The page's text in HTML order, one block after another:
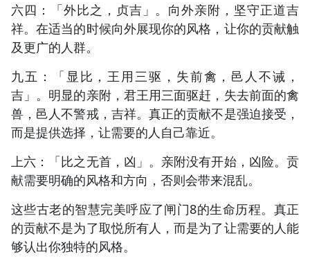
六四：「外比之，贞吉」。向外亲附，坚守正道吉
祥。在适当的时候向外展现你的风格，让你的贡献触
及更广的人群。
九五：「显比，王用三驱，失前禽，邑人不诫，
吉」。明显的亲附，君王用三面驱赶，失去前面的禽
兽，邑人不警戒，吉祥。真正的贡献不是强迫接受，
而是提供选择，让需要的人自己靠近。
上六：「比之无首，凶」。亲附没有开始，凶险。贡
献需要明确的风格和方向，否则会带来混乱。
这些古老的智慧完美呼应了闸门8的生命历程。真正
的贡献不是为了取悦所有人，而是为了让需要的人能
够认出你独特的风格。